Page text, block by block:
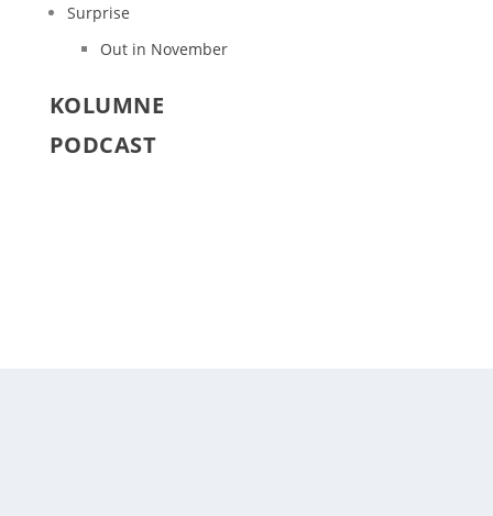
Surprise
Out in November
KOLUMNE
PODCAST